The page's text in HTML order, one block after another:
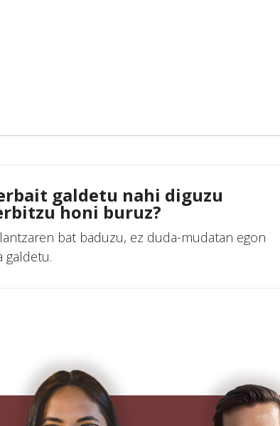
galdetu nahi diguzu
honi buruz?
bat baduzu, ez duda-mudatan egon
galdetu.